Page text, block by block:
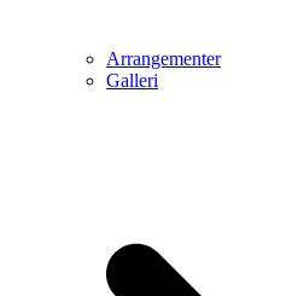
Arrangementer
Galleri